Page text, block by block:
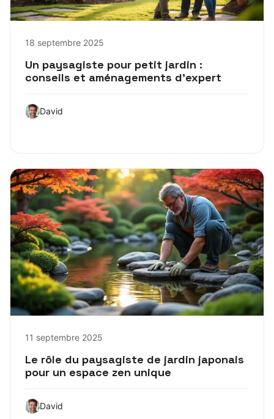
18 septembre 2025
Un paysagiste pour petit jardin :
conseils et aménagements d’expert
David
11 septembre 2025
Le rôle du paysagiste de jardin japonais
pour un espace zen unique
David